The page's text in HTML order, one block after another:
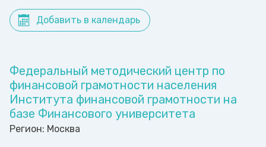
Добавить в календарь
Федеральный методический центр по
финансовой грамотности населения
Института финансовой грамотности на
базе Финансового университета
Регион: Москва